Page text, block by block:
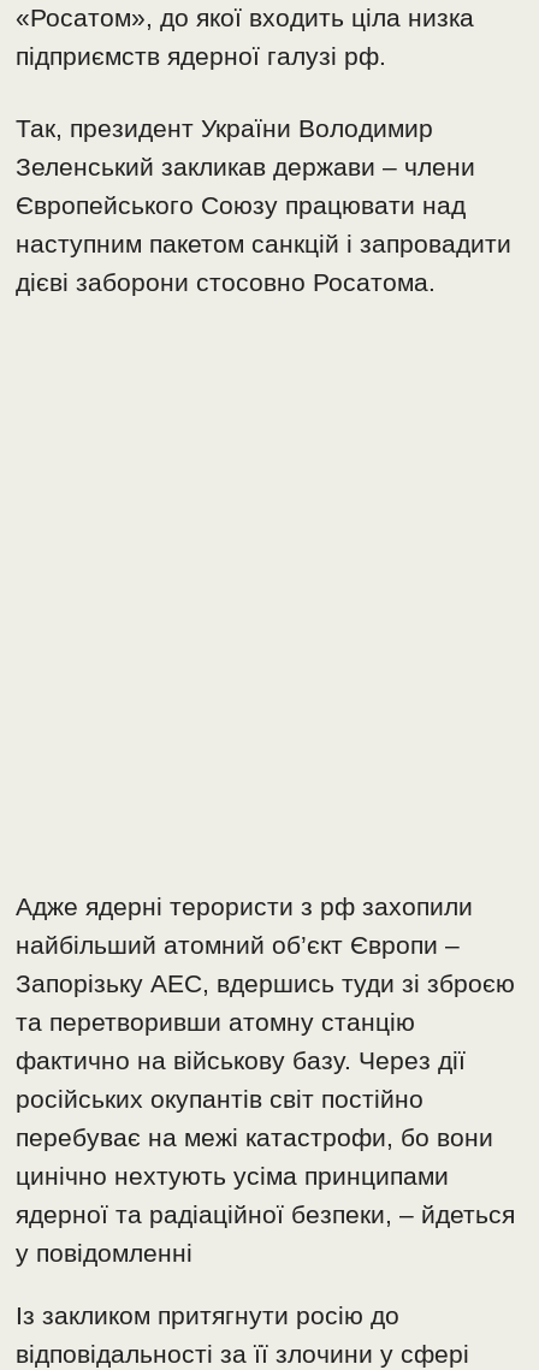
«Росатом», до якої входить ціла низка
підприємств ядерної галузі рф.
Так, президент України Володимир
Зеленський закликав держави – члени
Європейського Союзу працювати над
наступним пакетом санкцій і запровадити
дієві заборони стосовно Росатома.
Адже ядерні терористи з рф захопили
найбільший атомний об’єкт Європи –
Запорізьку АЕС, вдершись туди зі зброєю
та перетворивши атомну станцію
фактично на військову базу. Через дії
російських окупантів світ постійно
перебуває на межі катастрофи, бо вони
цинічно нехтують усіма принципами
ядерної та радіаційної безпеки, – йдеться
у повідомленні
Із закликом притягнути росію до
відповідальності за її злочини у сфері